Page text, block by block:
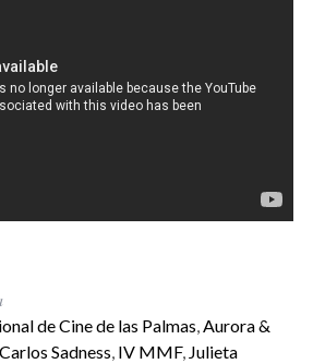
de Cine de las Palmas,Aurora &
Carlos Sadness, IV MMF, Julieta